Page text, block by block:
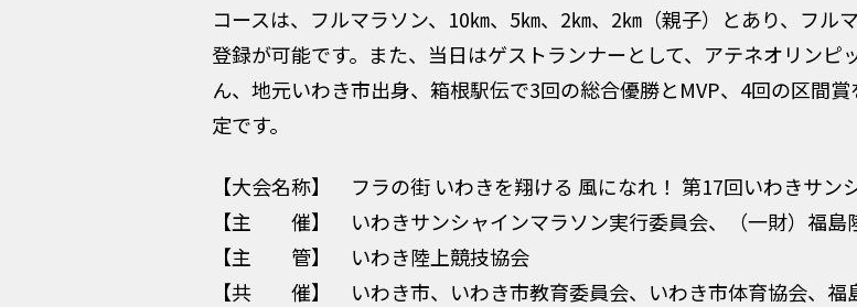
コースは、フルマラソン、10㎞、5㎞、2㎞、2㎞（親子）とあり、フル
登録が可能です。また、当日はゲストランナーとして、アテネオリン
ん、地元いわき市出身、箱根駅伝で3回の総合優勝とMVP、4回の区間
定です。
【大会名称】 フラの街 いわきを翔ける 風になれ！ 第17回いわきサン
【主 催】 いわきサンシャインマラソン実行委員会、（一財）福島
【主 管】 いわき陸上競技協会
【共 催】 いわき市、いわき市教育委員会、いわき市体育協会、福